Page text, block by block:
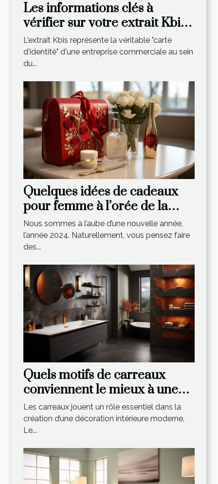
Les informations clés à
vérifier sur votre extrait Kbis
récent
L'extrait Kbis représente la véritable "carte
d'identité" d'une entreprise commerciale au sein
du...
Quelques idées de cadeaux
pour femme à l’orée de la
nouvelle année
Nous sommes à l’aube d’une nouvelle année,
l’année 2024. Naturellement, vous pensez faire
des...
Quels motifs de carreaux
conviennent le mieux à une
décoration intérieure
moderne ?
Les carreaux jouent un rôle essentiel dans la
création d’une décoration intérieure moderne.
Le...